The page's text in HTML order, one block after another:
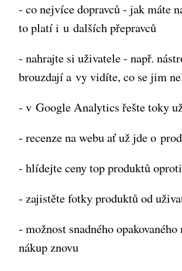
- co nejvíce dopravců - jak máte
to platí i u dalších přepravců
- nahrajte si uživatele - např.
brouzdají a vy vidíte, co se jim
- v Google Analytics řešte toky
- recenze na webu ať už jde o
- hlídejte ceny top produktů
- zajistěte fotky produktů od
- možnost snadného
nákup znovu